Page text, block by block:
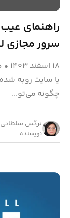
راهنمای
سرور مجازی
۱۸ اسفند ۱۴۰۳ •
یا سایت روبه
چگونه می‌تو...
نرگس سلطانی
نویسنده